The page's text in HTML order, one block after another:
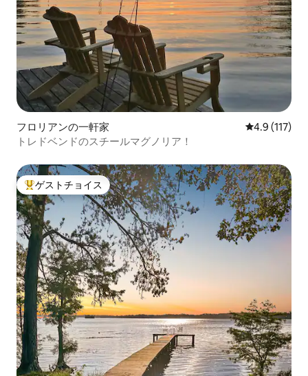
フロリアンの一軒家 レビュー117
4.9 (117)
トレドベンドのスチールマグノリア！
大好評のゲストチョイスです。
ゲストチョイス